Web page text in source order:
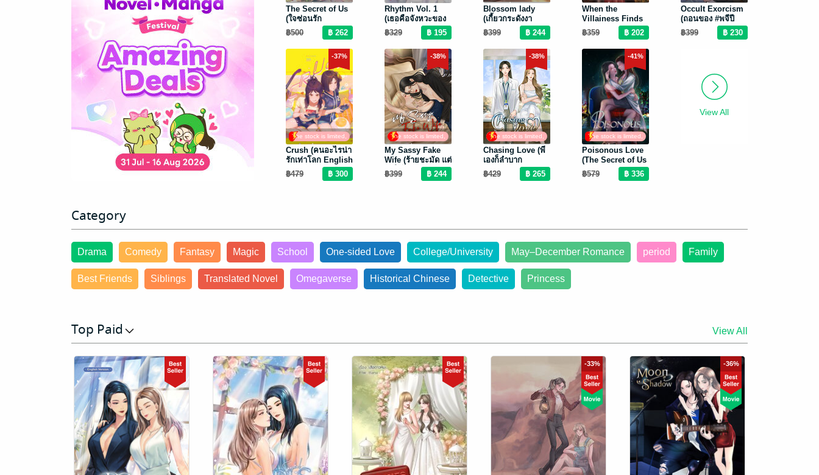
so hurry up
The Secret of Us
(ใจซ่อนรัก
English version)
฿500
so hurry up
Rhythm Vol. 1
(เธอคือจังหวะของ
หัวใจ English
version)
฿329
so hurry up
Blossom lady
(เกี้ยวกระดังงา
English version)
฿399
so hurry up
When the
Villainess Finds
Love (รักแท้ของ
นางร้าย English
version)
฿359
so hurry up
Occult Exorcism
(ถอนของ #พจีปี
ขาล English
version)
฿399
-37%
The stock is limited,
so hurry up
Crush (คนอะไรน่า
รักเท่าโลก English
version)
฿479
-38%
The stock is limited,
so hurry up
My Sassy Fake
Wife (ร้ายชะมัด แต่
รักใช่ไหม English
version)
฿399
-38%
The stock is limited,
so hurry up
Chasing Love (พี่
เองก็ลำบาก
English version)
฿429
-41%
The stock is limited,
so hurry up
Poisonous Love
(The Secret of Us
Universe) (พิษรัก
English version)
฿579
View All
Category
Drama Comedy Fantasy Magic School One-sided Love College/University May–December Romance period Family
Best Friends Siblings Translated Novel Omegaverse Historical Chinese Detective Princess
Top Paid View All
-33% -36%